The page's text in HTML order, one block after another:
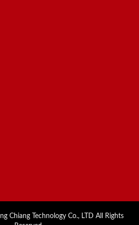
Chiang Technology Co., LTD All Rights